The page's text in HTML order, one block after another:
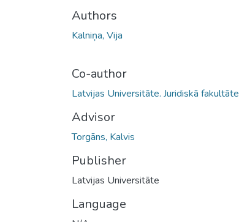
Authors
Kalniņa, Vija
Co-author
Latvijas Universitāte. Juridiskā fakultāte
Advisor
Torgāns, Kalvis
Publisher
Latvijas Universitāte
Language